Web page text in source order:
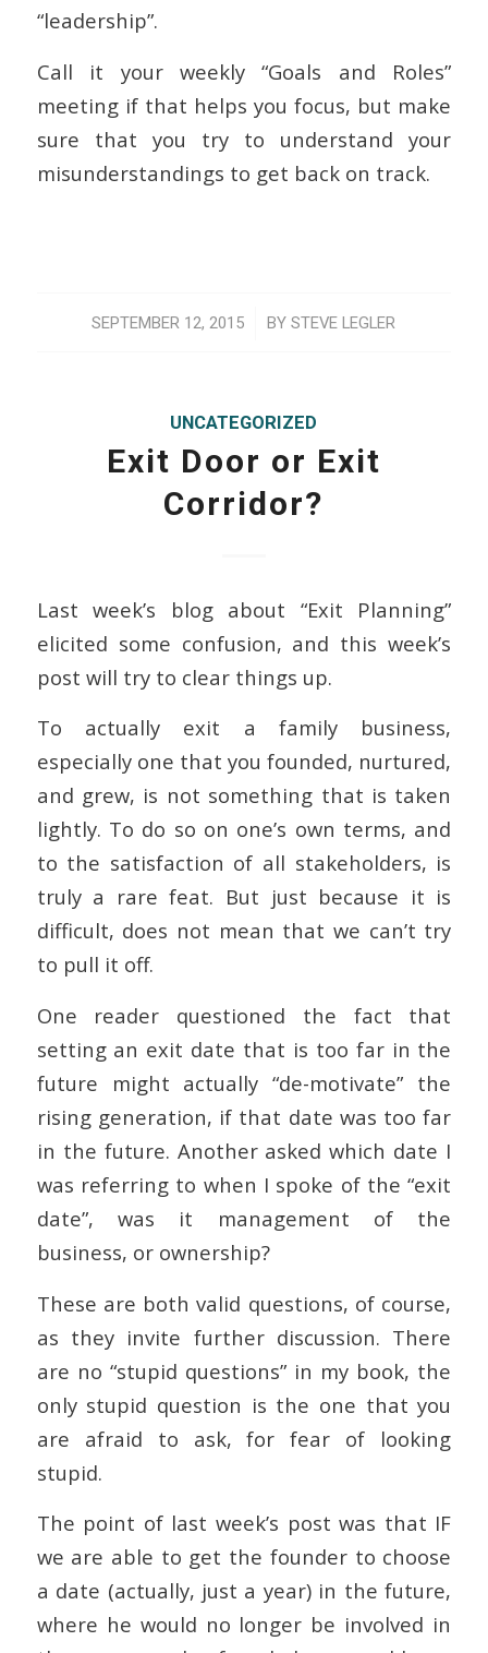
“leadership”.
Call it your weekly “Goals and Roles”
meeting if that helps you focus, but make
sure that you try to understand your
misunderstandings to get back on track.
SEPTEMBER 12, 2015
/ BYSTEVE LEGLER
UNCATEGORIZED
Exit Door or Exit
Corridor?
Last week’s blog about “Exit Planning”
elicited some confusion, and this week’s
post will try to clear things up.
To actually exit a family business,
especially one that you founded, nurtured,
and grew, is not something that is taken
lightly. To do so on one’s own terms, and
to the satisfaction of all stakeholders, is
truly a rare feat. But just because it is
difficult, does not mean that we can’t try
to pull it off.
One reader questioned the fact that
setting an exit date that is too far in the
future might actually “de-motivate” the
rising generation, if that date was too far
in the future. Another asked which date I
was referring to when I spoke of the “exit
date”, was it management of the
business, or ownership?
These are both valid questions, of course,
as they invite further discussion. There
are no “stupid questions” in my book, the
only stupid question is the one that you
are afraid to ask, for fear of looking
stupid.
The point of last week’s post was that IF
we are able to get the founder to choose
a date (actually, just a year) in the future,
where he would no longer be involved in